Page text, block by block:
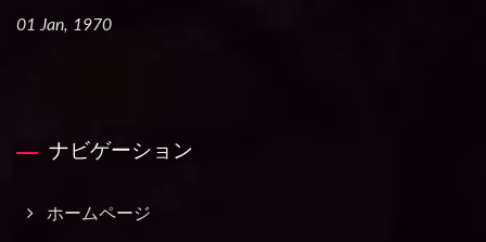
01 Jan, 1970
ナビゲーション
ホームページ